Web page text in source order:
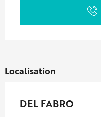
Localisation
DEL FABRO